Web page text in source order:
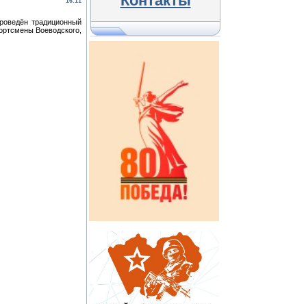
традиционный
Воеводского,